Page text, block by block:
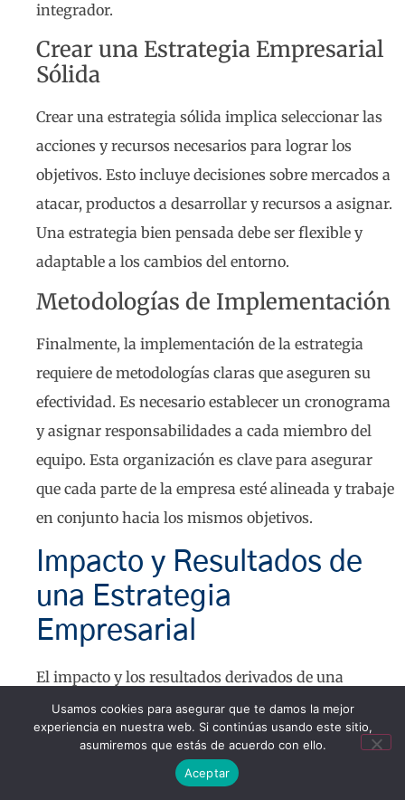
integrador.
Crear una Estrategia Empresarial
Sólida
Crear una estrategia sólida implica seleccionar las
acciones y recursos necesarios para lograr los
objetivos. Esto incluye decisiones sobre mercados a
atacar, productos a desarrollar y recursos a asignar.
Una estrategia bien pensada debe ser flexible y
adaptable a los cambios del entorno.
Metodologías de Implementación
Finalmente, la implementación de la estrategia
requiere de metodologías claras que aseguren su
efectividad. Es necesario establecer un cronograma
y asignar responsabilidades a cada miembro del
equipo. Esta organización es clave para asegurar
que cada parte de la empresa esté alineada y trabaje
en conjunto hacia los mismos objetivos.
Impacto y Resultados de
una Estrategia
Empresarial
El impacto y los resultados derivados de una
estrategia empresarial bien definida son
fundamentales para el desarrollo sostenible de
cualquier organización. Evaluar estos resultados
Usamos cookies para asegurar que te damos la mejor
experiencia en nuestra web. Si continúas usando este sitio,
asumiremos que estás de acuerdo con ello.
Aceptar